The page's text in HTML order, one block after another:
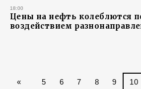
18:00
Цены на нефть колеблются
воздействием
« 5 6 7 8 9 10